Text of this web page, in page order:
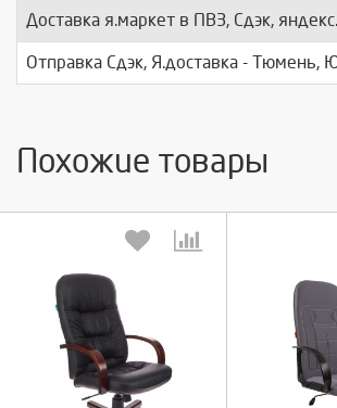
Доставка я.маркет в ПВЗ, Сдэк,
Отправка Сдэк, Я.доставка - Тюмень,
Похожие товары
Выберите количество: Выберите